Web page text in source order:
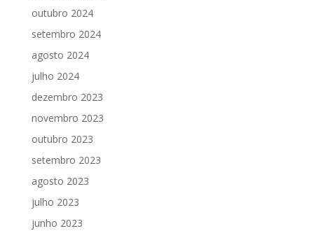
outubro 2024
setembro 2024
agosto 2024
julho 2024
dezembro 2023
novembro 2023
outubro 2023
setembro 2023
agosto 2023
julho 2023
junho 2023